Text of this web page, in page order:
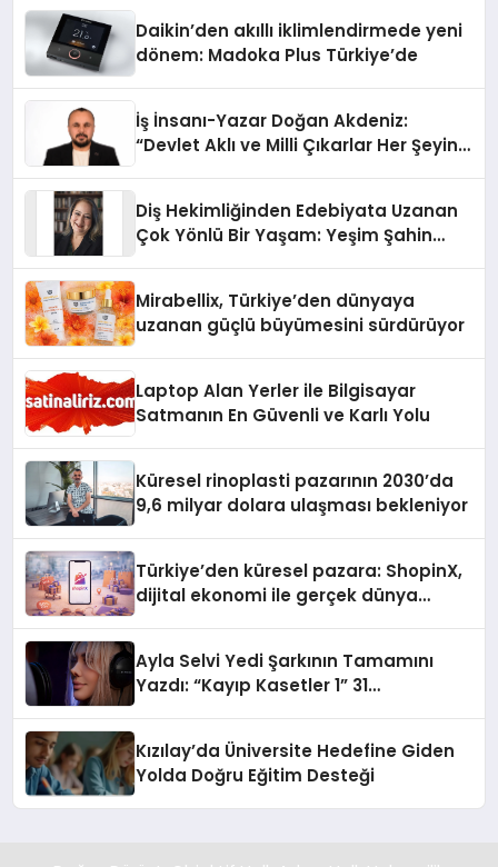
Daikin’den akıllı iklimlendirmede yeni
dönem: Madoka Plus Türkiye’de
İş İnsanı-Yazar Doğan Akdeniz:
“Devlet Aklı ve Milli Çıkarlar Her Şeyin
Diş Hekimliğinden Edebiyata Uzanan
Çok Yönlü Bir Yaşam: Yeşim Şahin
Mirabellix, Türkiye’den dünyaya
uzanan güçlü büyümesini sürdürüyor
Laptop Alan Yerler ile Bilgisayar
Satmanın En Güvenli ve Karlı Yolu
Küresel rinoplasti pazarının 2030’da
9,6 milyar dolara ulaşması bekleniyor
Türkiye’den küresel pazara: ShopinX,
dijital ekonomi ile gerçek dünya
Ayla Selvi Yedi Şarkının Tamamını
Yazdı: “Kayıp Kasetler 1” 31
Kızılay’da Üniversite Hedefine Giden
Yolda Doğru Eğitim Desteği